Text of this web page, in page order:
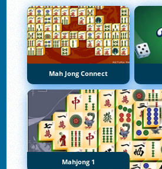
Mah Jong Connect
Mahjong 1